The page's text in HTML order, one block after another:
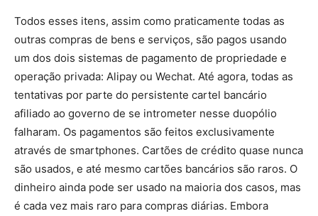
Todos esses itens, assim como praticamente todas as
outras compras de bens e serviços, são pagos usando
um dos dois sistemas de pagamento de propriedade e
operação privada: Alipay ou Wechat. Até agora, todas as
tentativas por parte do persistente cartel bancário
afiliado ao governo de se intrometer nesse duopólio
falharam. Os pagamentos são feitos exclusivamente
através de smartphones. Cartões de crédito quase nunca
são usados, e até mesmo cartões bancários são raros. O
dinheiro ainda pode ser usado na maioria dos casos, mas
é cada vez mais raro para compras diárias. Embora